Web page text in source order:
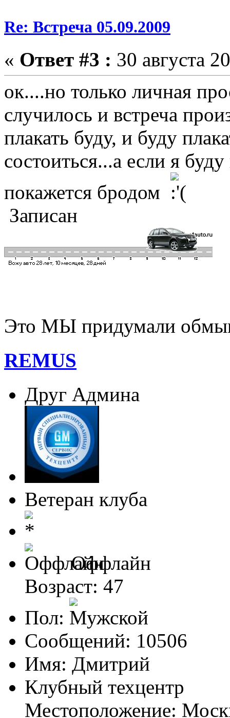
Re: Встреча 05.09.2009
« Ответ #3 : 30 августа
ок....но только личная
случилось и встреча
плакать буду, и буду
состоиться...а если я
покажется бродом
Записан
Это МЫ придумали
REMUS
Друг Админа
Ветеран клуба
Оффлайн
Возраст: 47
Пол:
Сообщений: 10506
Имя: Дмитрий
Клубный техцентр
Местоположение: